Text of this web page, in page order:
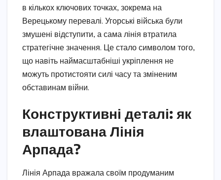
в кількох ключових точках, зокрема на
Верецькому перевалі. Угорські війська були
змушені відступити, а сама лінія втратила
стратегічне значення. Це стало символом того,
що навіть наймасштабніші укріплення не
можуть протистояти силі часу та зміненим
обставинам війни.
Конструктивні деталі: як
влаштована Лінія
Арпада?
Лінія Арпада вражала своїм продуманим